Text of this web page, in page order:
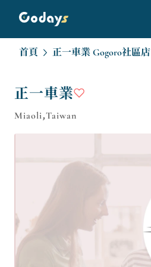
首頁 正一車業 Gogoro社區店
正一車業
Miaoli,Taiwan